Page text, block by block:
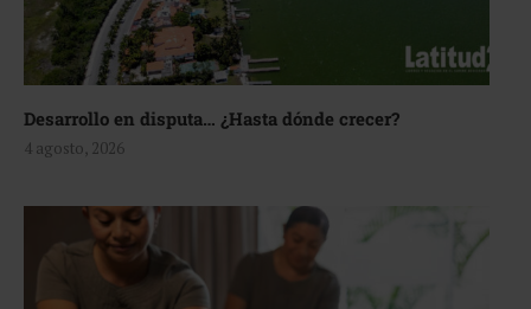
Desarrollo en disputa… ¿Hasta dónde crecer?
4 agosto, 2026